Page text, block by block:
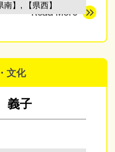
南】, 【県西】
文化
義子